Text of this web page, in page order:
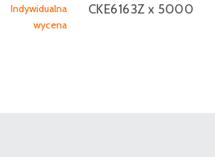
Indywidualna
wycena
CKE6163Z x 5000